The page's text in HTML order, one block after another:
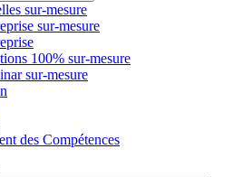
sur-mesure
sur-mesure
100% sur-mesure
sur-mesure
des Compétences